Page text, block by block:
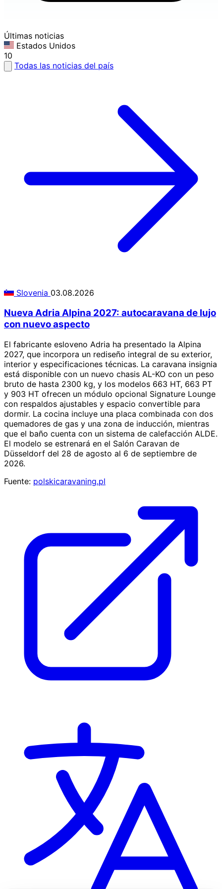
Últimas noticias
Estados Unidos
10
Todas las noticias del país
Slovenia 03.08.2026
Nueva Adria Alpina 2027: autocaravana de lujo
con nuevo aspecto
El fabricante esloveno Adria ha presentado la Alpina
2027, que incorpora un rediseño integral de su exterior,
interior y especificaciones técnicas. La caravana insignia
está disponible con un nuevo chasis AL-KO con un peso
bruto de hasta 2300 kg, y los modelos 663 HT, 663 PT
y 903 HT ofrecen un módulo opcional Signature Lounge
con respaldos ajustables y espacio convertible para
dormir. La cocina incluye una placa combinada con dos
quemadores de gas y una zona de inducción, mientras
que el baño cuenta con un sistema de calefacción ALDE.
El modelo se estrenará en el Salón Caravan de
Düsseldorf del 28 de agosto al 6 de septiembre de
2026.
Fuente: polskicaravaning.pl